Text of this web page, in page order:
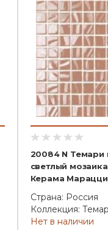
20084 N Темари
светлый
Керама Марацци
Страна: Россия
Коллекция:
Нет в наличии